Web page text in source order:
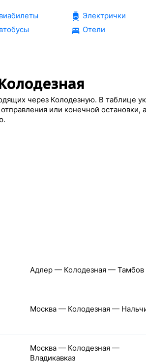
Электрички
Отели
через Колодезную. В таблице
или конечной остановки,
Адлер — Колодезная — Тамбов
Москва — Колодезная —
Москва — Колодезная —
Владикавказ